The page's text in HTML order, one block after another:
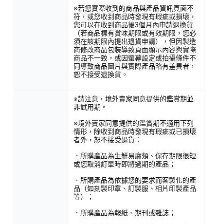
※若您實際收到的商品與產品資訊頁面不
符，或您收到商品時發現有瑕疵或損壞，
您可以在收到商品後3個月內申請退換貨
（若商品標有賞味期限或有效期限，您必
須在該期限內提出退貨申請），但因製造
商修改商品包裝導致頁面顯示內容與實際
商品不一致，或因螢幕設定或拍攝條件不
同導致商品圖片與實際產品略有差異者，
恕不接受退換貨。
※請注意，境外賣家同意提供的鑑賞期並
非試用期。
※境外賣家同意提供的鑑賞期不適用下列
情形，除收到商品時發現有瑕疵或已損壞
者外，恕不接受退貨：
．所購產品為生鮮易腐類、保存期限很短
或您取消訂單時即將過期的產品；
．所購產品為依據您的要求而客製化的產
品（如刻製印章、訂製服、相片印製產品
等）；
．所購產品為報紙、期刊或雜誌；